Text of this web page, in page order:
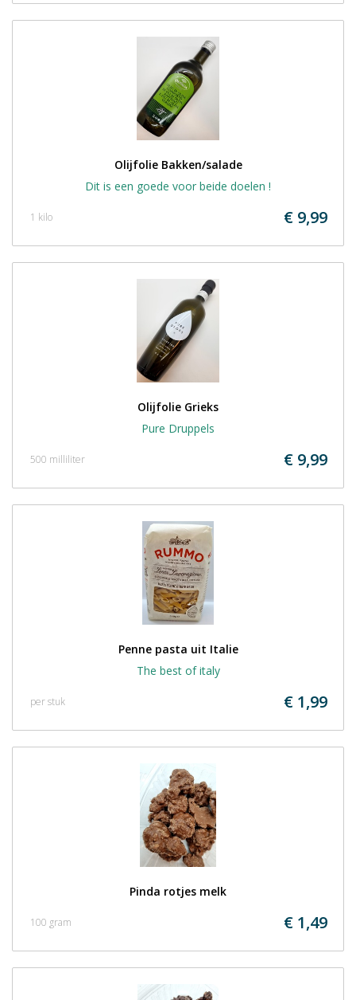
Olijfolie Bakken/salade
Dit is een goede voor beide doelen !
€ 9,99
1 kilo
Olijfolie Grieks
Pure Druppels
€ 9,99
500 milliliter
Penne pasta uit Italie
The best of italy
€ 1,99
per stuk
Pinda rotjes melk
€ 1,49
100 gram